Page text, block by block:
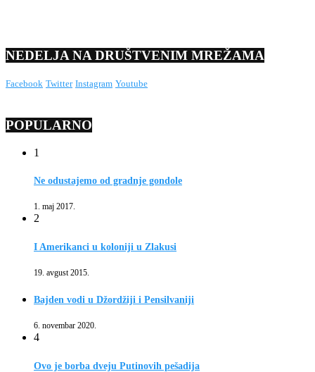
NEDELJA NA DRUŠTVENIM MREŽAMA
Facebook Twitter Instagram Youtube
POPULARNO
1
Ne odustajemo od gradnje gondole
1. maj 2017.
2
I Amerikanci u koloniji u Zlakusi
19. avgust 2015.
Bajden vodi u Džordžiji i Pensilvaniji
6. novembar 2020.
4
Ovo je borba dveju Putinovih pešadija